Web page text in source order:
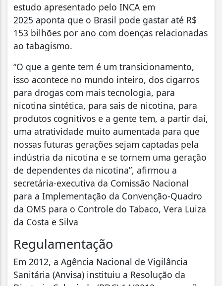
estudo apresentado pelo INCA em
2025 aponta que o Brasil pode gastar até R$
153 bilhões por ano com doenças relacionadas
ao tabagismo.
“O que a gente tem é um transicionamento,
isso acontece no mundo inteiro, dos cigarros
para drogas com mais tecnologia, para
nicotina sintética, para sais de nicotina, para
produtos cognitivos e a gente tem, a partir daí,
uma atratividade muito aumentada para que
nossas futuras gerações sejam captadas pela
indústria da nicotina e se tornem uma geração
de dependentes da nicotina”, afirmou a
secretária-executiva da Comissão Nacional
para a Implementação da Convenção-Quadro
da OMS para o Controle do Tabaco, Vera Luiza
da Costa e Silva
Regulamentação
Em 2012, a Agência Nacional de Vigilância
Sanitária (Anvisa) instituiu a Resolução da